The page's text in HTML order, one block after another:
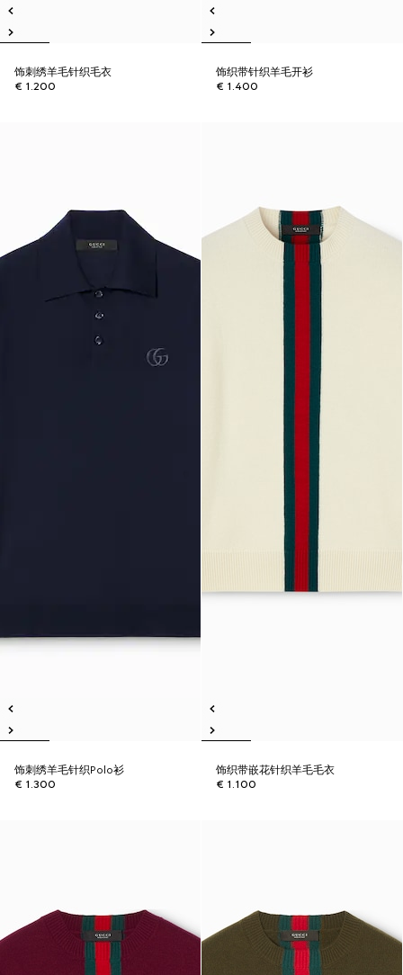
饰刺绣羊毛针织毛衣
€ 1.200
饰织带针织羊毛开衫
€ 1.400
饰刺绣羊毛针织Polo衫
€ 1.300
饰织带嵌花针织羊毛毛衣
€ 1.100